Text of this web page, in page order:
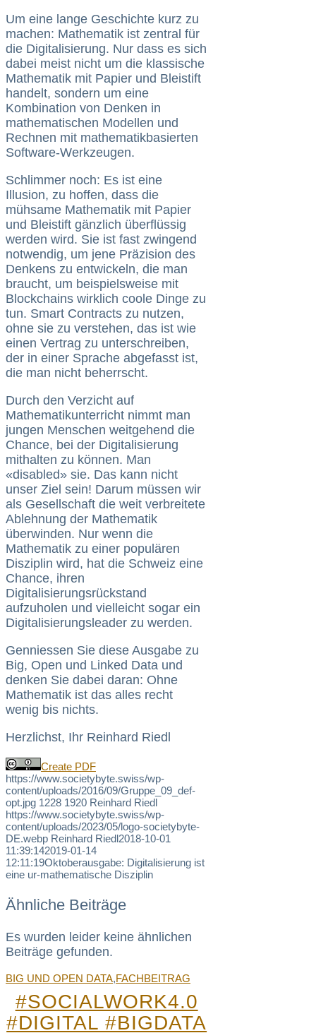
Um eine lange Geschichte kurz zu
machen: Mathematik ist zentral für
die Digitalisierung. Nur dass es sich
dabei meist nicht um die klassische
Mathematik mit Papier und Bleistift
handelt, sondern um eine
Kombination von Denken in
mathematischen Modellen und
Rechnen mit mathematikbasierten
Software-Werkzeugen.
Schlimmer noch: Es ist eine
Illusion, zu hoffen, dass die
mühsame Mathematik mit Papier
und Bleistift gänzlich überflüssig
werden wird. Sie ist fast zwingend
notwendig, um jene Präzision des
Denkens zu entwickeln, die man
braucht, um beispielsweise mit
Blockchains wirklich coole Dinge zu
tun. Smart Contracts zu nutzen,
ohne sie zu verstehen, das ist wie
einen Vertrag zu unterschreiben,
der in einer Sprache abgefasst ist,
die man nicht beherrscht.
Durch den Verzicht auf
Mathematikunterricht nimmt man
jungen Menschen weitgehend die
Chance, bei der Digitalisierung
mithalten zu können. Man
«disabled» sie. Das kann nicht
unser Ziel sein! Darum müssen wir
als Gesellschaft die weit verbreitete
Ablehnung der Mathematik
überwinden. Nur wenn die
Mathematik zu einer populären
Disziplin wird, hat die Schweiz eine
Chance, ihren
Digitalisierungsrückstand
aufzuholen und vielleicht sogar ein
Digitalisierungsleader zu werden.
Genniessen Sie diese Ausgabe zu
Big, Open und Linked Data und
denken Sie dabei daran: Ohne
Mathematik ist das alles recht
wenig bis nichts.
Herzlichst, Ihr Reinhard Riedl
Create PDF
https://www.societybyte.swiss/wp-
content/uploads/2016/09/Gruppe_09_def-
opt.jpg 1228 1920 Reinhard Riedl
https://www.societybyte.swiss/wp-
content/uploads/2023/05/logo-societybyte-
DE.webp Reinhard Riedl2018-10-01
11:39:142019-01-14
12:11:19Oktoberausgabe: Digitalisierung ist
eine ur-mathematische Disziplin
Ähnliche Beiträge
Es wurden leider keine ähnlichen
Beiträge gefunden.
BIG UND OPEN DATA,FACHBEITRAG
#SOCIALWORK4.0
#DIGITAL #BIGDATA